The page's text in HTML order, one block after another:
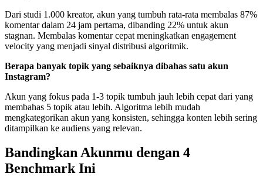
Dari studi 1.000 kreator, akun yang tumbuh rata-rata membalas 87%
komentar dalam 24 jam pertama, dibanding 22% untuk akun
stagnan. Membalas komentar cepat meningkatkan engagement
velocity yang menjadi sinyal distribusi algoritmik.
Berapa banyak topik yang sebaiknya dibahas satu akun
Instagram?
Akun yang fokus pada 1-3 topik tumbuh jauh lebih cepat dari yang
membahas 5 topik atau lebih. Algoritma lebih mudah
mengkategorikan akun yang konsisten, sehingga konten lebih sering
ditampilkan ke audiens yang relevan.
Bandingkan Akunmu dengan 4
Benchmark Ini